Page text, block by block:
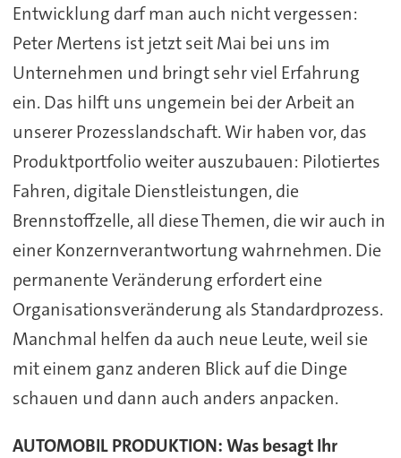
Entwicklung darf man auch nicht vergessen:
Peter Mertens ist jetzt seit Mai bei uns im
Unternehmen und bringt sehr viel Erfahrung
ein. Das hilft uns ungemein bei der Arbeit an
unserer Prozesslandschaft. Wir haben vor, das
Produktportfolio weiter auszubauen: Pilotiertes
Fahren, digitale Dienstleistungen, die
Brennstoffzelle, all diese Themen, die wir auch in
einer Konzernverantwortung wahrnehmen. Die
permanente Veränderung erfordert eine
Organisationsveränderung als Standardprozess.
Manchmal helfen da auch neue Leute, weil sie
mit einem ganz anderen Blick auf die Dinge
schauen und dann auch anders anpacken.
AUTOMOBIL PRODUKTION: Was besagt Ihr